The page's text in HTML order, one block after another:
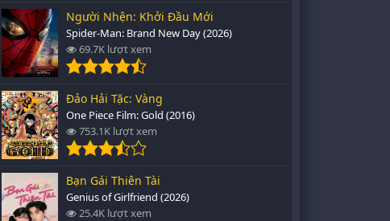
Người Nhện: Khởi Đầu Mới
Spider-Man: Brand New Day (2026)
69.7K lượt xem
Đảo Hải Tặc: Vàng
One Piece Film: Gold (2016)
753.1K lượt xem
Bạn Gái Thiên Tài
Genius of Girlfriend (2026)
25.4K lượt xem